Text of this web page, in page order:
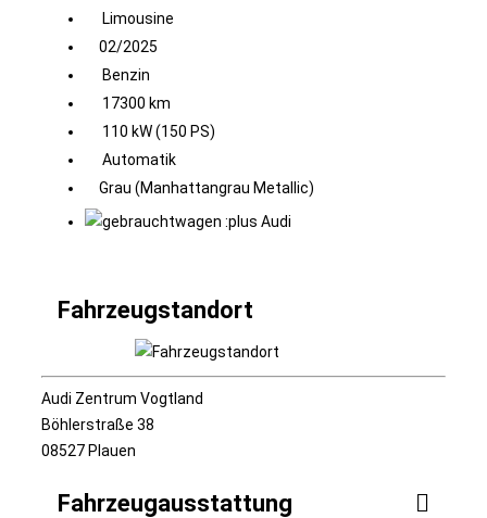
Limousine
02/2025
Benzin
17300 km
110 kW (150 PS)
Automatik
Grau (Manhattangrau Metallic)
Fahrzeugstandort
Audi Zentrum Vogtland
Böhlerstraße 38
08527 Plauen
Fahrzeugausstattung